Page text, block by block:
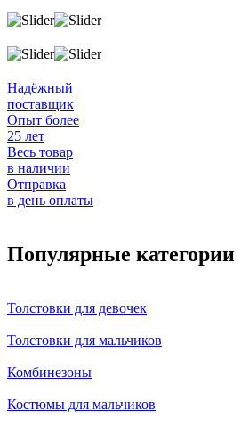
Надёжный
поставщик
Опыт более
25 лет
Весь товар
в наличии
Отправка
в день оплаты
Популярные категории
Толстовки для девочек
Толстовки для мальчиков
Комбинезоны
Костюмы для мальчиков